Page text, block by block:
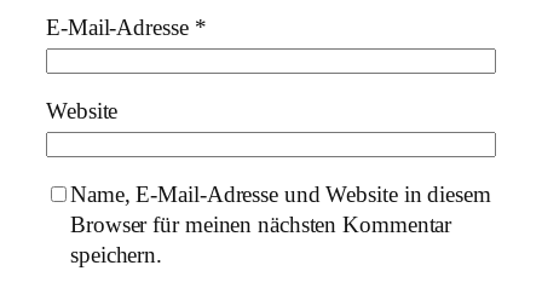
E-Mail-Adresse *
Website
Name, E-Mail-Adresse und Website in diesem
Browser für meinen nächsten Kommentar
speichern.